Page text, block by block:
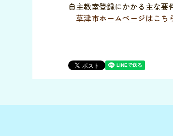
自主教室登録にかかる主な要
草津市ホームページはこち